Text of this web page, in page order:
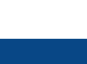
Авструб